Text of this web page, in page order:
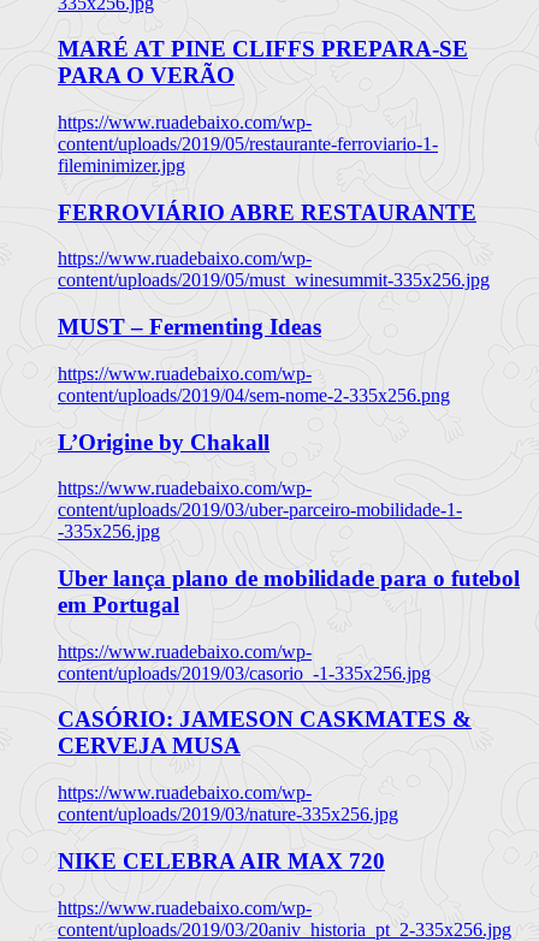
MARÉ AT PINE CLIFFS PREPARA-SE
PARA O VERÃO
https://www.ruadebaixo.com/wp-
content/uploads/2019/05/restaurante-ferroviario-1-
fileminimizer.jpg
FERROVIÁRIO ABRE RESTAURANTE
https://www.ruadebaixo.com/wp-
content/uploads/2019/05/must_winesummit-335x256.jpg
MUST – Fermenting Ideas
https://www.ruadebaixo.com/wp-
content/uploads/2019/04/sem-nome-2-335x256.png
L’Origine by Chakall
https://www.ruadebaixo.com/wp-
content/uploads/2019/03/uber-parceiro-mobilidade-1-
-335x256.jpg
Uber lança plano de mobilidade para o futebol
em Portugal
https://www.ruadebaixo.com/wp-
content/uploads/2019/03/casorio_-1-335x256.jpg
CASÓRIO: JAMESON CASKMATES &
CERVEJA MUSA
https://www.ruadebaixo.com/wp-
content/uploads/2019/03/nature-335x256.jpg
NIKE CELEBRA AIR MAX 720
https://www.ruadebaixo.com/wp-
content/uploads/2019/03/20aniv_historia_pt_2-335x256.jpg